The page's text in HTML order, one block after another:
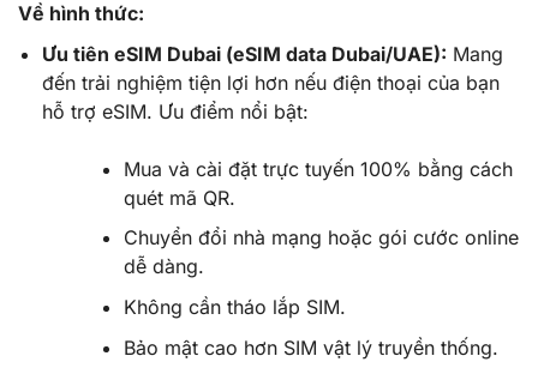
Về hình thức:
Ưu tiên eSIM Dubai (eSIM data Dubai/UAE): Mang
đến trải nghiệm tiện lợi hơn nếu điện thoại của bạn
hỗ trợ eSIM. Ưu điểm nổi bật:
Mua và cài đặt trực tuyến 100% bằng cách
quét mã QR.
Chuyển đổi nhà mạng hoặc gói cước online
dễ dàng.
Không cần tháo lắp SIM.
Bảo mật cao hơn SIM vật lý truyền thống.